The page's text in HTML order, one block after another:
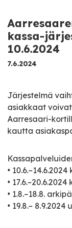
kassa-
10.6.2024
7.6.2024
Järjestelmä
asiakkaat
Aarresaari-
kautta
• 10.6.–14.6.2024
• 17.6.–20.6.2024
• 1.8.–18.8.
• 19.8.–